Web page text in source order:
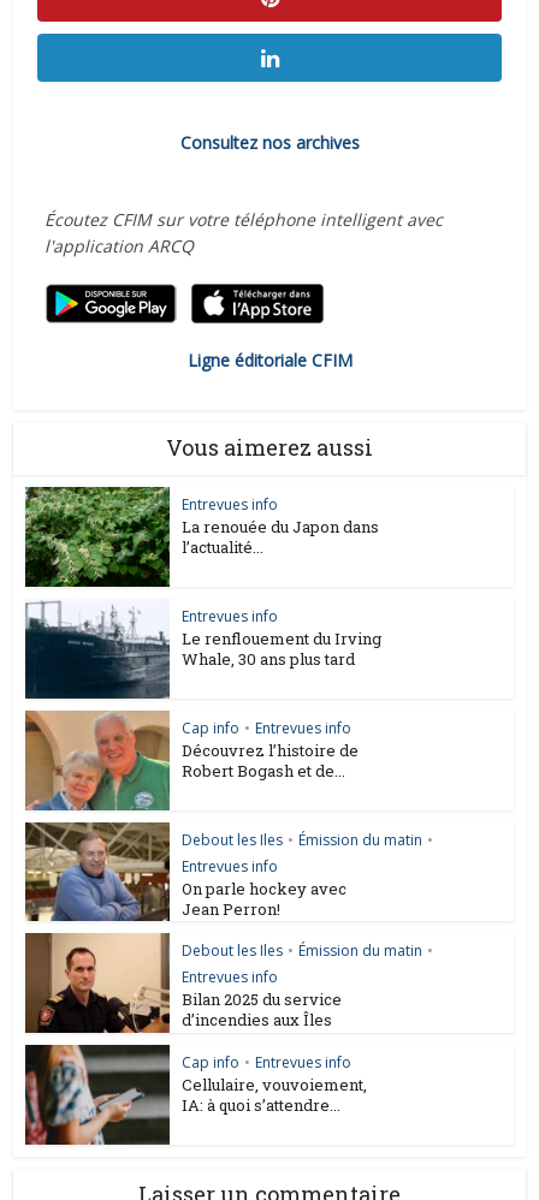
Consultez nos archives
Écoutez CFIM sur votre téléphone intelligent avec
l'application ARCQ
Ligne éditoriale CFIM
Vous aimerez aussi
Entrevues info
La renouée du Japon dans
l’actualité...
Entrevues info
Le renflouement du Irving
Whale, 30 ans plus tard
Cap info • Entrevues info
Découvrez l’histoire de
Robert Bogash et de...
Debout les Iles • Émission du matin •
Entrevues info
On parle hockey avec
Jean Perron!
Debout les Iles • Émission du matin •
Entrevues info
Bilan 2025 du service
d’incendies aux Îles
Cap info • Entrevues info
Cellulaire, vouvoiement,
IA: à quoi s’attendre...
Laisser un commentaire